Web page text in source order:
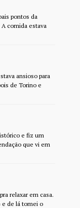
pontos da
comida estava
ansioso para
de Torino e
e fiz um
que vi em
relaxar em casa.
e de lá tomei o